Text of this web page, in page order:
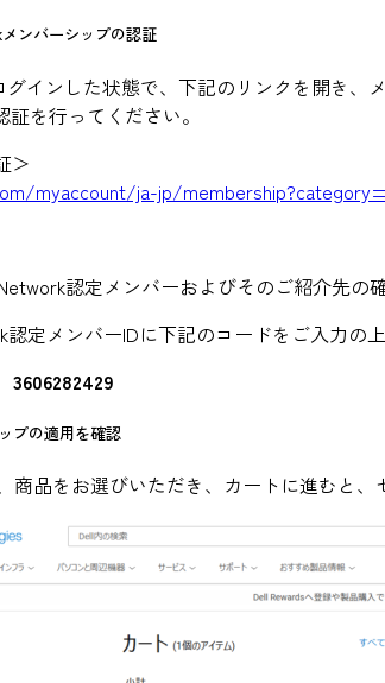
ンバーシップの認証
グインした状態で、下記のリンクを開き
証を行ってください。
＞
myaccount/ja-jp/
認定メンバーおよびそのご紹介先の
認定メンバーIDに下記のコードをご入力の
プの適用を確認
商品をお選びいただき、カートに進むと